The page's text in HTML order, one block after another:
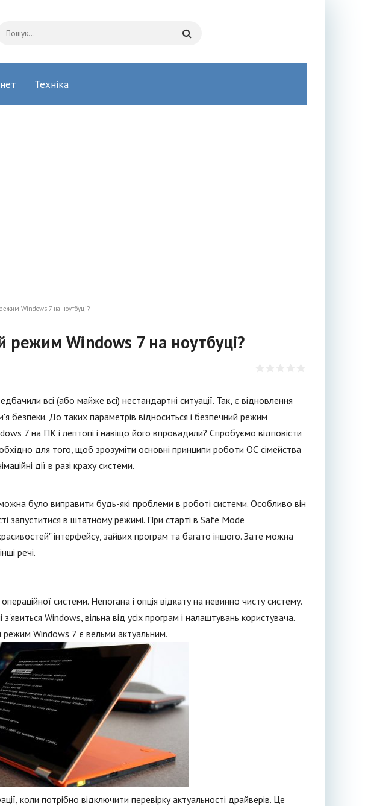
Техніка
Windows 7 на ноутбуці?
режим Windows 7 на ноутбуці?
всі (або майже всі) нестандартні ситуації. Так, є відновлення
безпеки. До таких параметрів відноситься і безпечний режим
7 на ПК і лептопі і навіщо його впровадили? Спробуємо відповісти
для того, щоб зрозуміти основні принципи роботи ОС сімейства
дії в разі краху системи.
було виправити будь-які проблеми в роботі системи. Особливо він
запуститися в штатному режимі. При старті в Safe Mode
інтерфейсу, зайвих програм та багато іншого. Зате можна
речі.
системи. Непогана і опція відкату на невинно чисту систему.
Windows, вільна від усіх програм і налаштувань користувача.
Windows 7 є вельми актуальним.
коли потрібно відключити перевірку актуальності драйверів. Це